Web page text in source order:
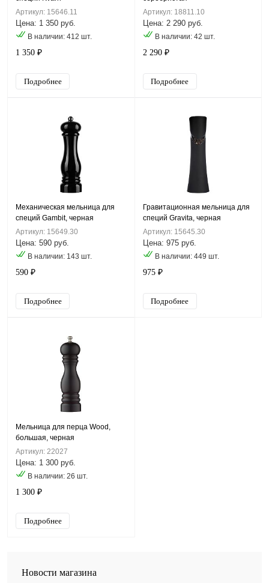
Артикул: 15646.11
Цена: 1 350 руб.
В наличии: 412 шт.
1 350 ₽
Подробнее
Артикул: 18811.10
Цена: 2 290 руб.
В наличии: 42 шт.
2 290 ₽
Подробнее
Механическая мельница для
специй Gambit, черная
Артикул: 15649.30
Цена: 590 руб.
В наличии: 143 шт.
590 ₽
Подробнее
Гравитационная мельница для
специй Gravita, черная
Артикул: 15645.30
Цена: 975 руб.
В наличии: 449 шт.
975 ₽
Подробнее
Мельница для перца Wood,
большая, черная
Артикул: 22027
Цена: 1 300 руб.
В наличии: 26 шт.
1 300 ₽
Подробнее
Новости магазина